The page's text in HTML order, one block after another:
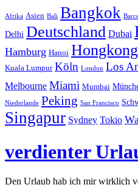
Afrika Asien Bali Bangkok
Delhi Deutschland Dubai
Hamburg Hanoi Hongkong
Kuala Lumpur Köln London Los
Melbourne Miami Mumbai
Niederlande Peking San Francisco
Singapur Sydney Tokio
verdienter
Den Urlaub hab ich mir wirklich